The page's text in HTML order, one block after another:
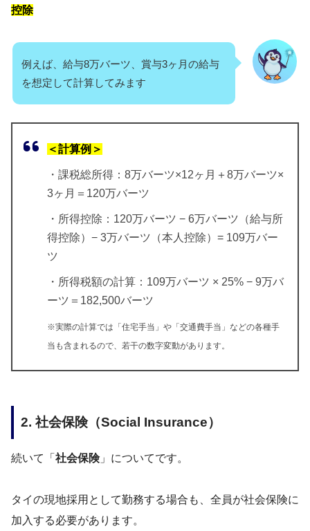
控除
例えば、給与8万バーツ、賞与3ヶ月の給与
を想定して計算してみます
＜計算例＞
・課税総所得：8万バーツ×12ヶ月＋8万バーツ×
3ヶ月＝120万バーツ
・所得控除：120万バーツ − 6万バーツ（給与所
得控除）− 3万バーツ（本人控除）= 109万バー
ツ
・所得税額の計算：109万バーツ × 25% − 9万バ
ーツ＝182,500バーツ
※実際の計算では「住宅手当」や「交通費手当」などの各種手
当も含まれるので、若干の数字変動があります。
2. 社会保険（Social Insurance）
続いて「 社会保険」についてです。
タイの現地採用として勤務する場合も、全員が社会保険に
加入する必要があります。